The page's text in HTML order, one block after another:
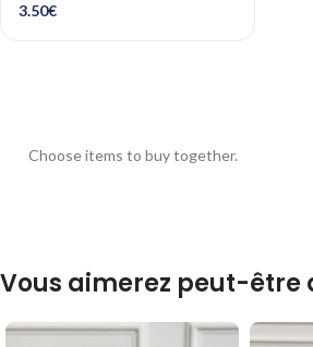
3.50€
Choose items to buy together.
Vous aimerez peut-être